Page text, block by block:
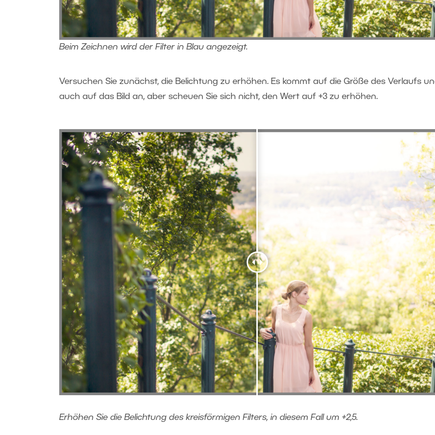
Beim Zeichnen wird der Filter in Blau angezeigt.
Versuchen Sie zunächst, die Belichtung zu erhöhen. Es kommt auf die Größe des Verlaufs
auch auf das Bild an, aber scheuen Sie sich nicht, den Wert auf +3 zu erhöhen.
Erhöhen Sie die Belichtung des kreisförmigen Filters, in diesem Fall um +2,5.